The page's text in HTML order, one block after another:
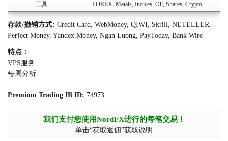
工具
FOREX, Metals, Indices, Oil, Shares, Crypto
存款/撤销方式: Credit Card, WebMoney, QIWI, Skrill, NETELLER,
Perfect Money, Yandex.Money, Ngan Luong, PayToday, Bank Wire
特点：
VPS服务
每周分析
Premium Trading IB ID: 74973
我们支付您使用NordFX进行的每笔交易！
单击“获取返佣”获取说明